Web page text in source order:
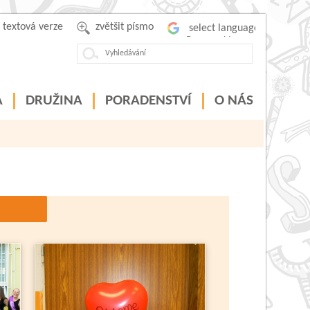
zvětšit písmo
textová verze
DRUŽINA PORADENSTVÍ O NÁS